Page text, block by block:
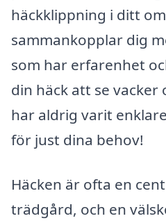
häckklippning i ditt
sammankopplar dig
som har erfarenhet
din häck att se vacker
har aldrig varit
för just dina behov!
Häcken är ofta en
trädgård, och en